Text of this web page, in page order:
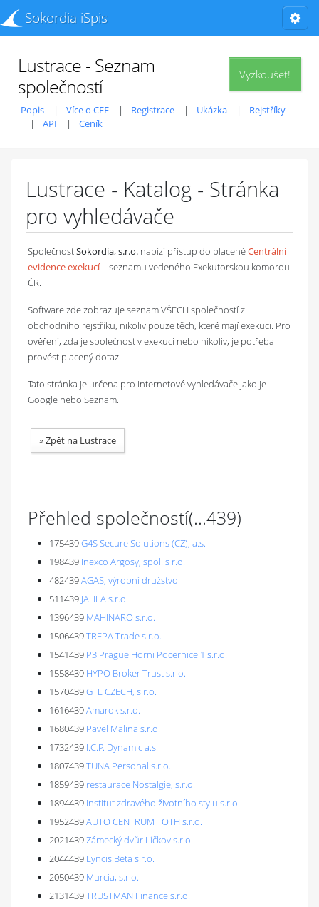
Sokordia iSpis
Vyzkoušet!
Lustrace - Seznam
společností
Popis Více o CEE Registrace Ukázka
Rejstříky
API
Ceník
Lustrace - Katalog - Stránka
pro vyhledávače
SpolečnostSokordia, s.r.o. nabízí přístup do placenéCentrální
evidence exekucí– seznamu vedeného Exekutorskou komorou
ČR.
Software zde zobrazuje seznam VŠECH společností z
obchodního rejstříku, nikoliv pouze těch, které mají exekuci. Pro
ověření, zda je společnost v exekuci nebo nikoliv, je potřeba
provést placený dotaz.
Tato stránka je určena pro internetové vyhledávače jako je
Google nebo Seznam.
»Zpět na Lustrace
Přehled společností(...439)
175439G4S Secure Solutions (CZ), a.s.
198439 Inexco Argosy, spol. s r.o.
482439AGAS, výrobní družstvo
511439 JAHLA s.r.o.
1396439 MAHINARO s.r.o.
1506439TREPA Trade s.r.o.
1541439 P3 Prague Horni Pocernice 1 s.r.o.
1558439 HYPO Broker Trust s.r.o.
1570439GTL CZECH, s.r.o.
1616439Amarok s.r.o.
1680439 Pavel Malina s.r.o.
1732439 I.C.P. Dynamic a.s.
1807439TUNA Personal s.r.o.
1859439 restaurace Nostalgie, s.r.o.
1894439 Institut zdravého životního stylu s.r.o.
1952439AUTO CENTRUM TOTH s.r.o.
2021439Zámecký dvůr Líčkov s.r.o.
2044439 Lyncis Beta s.r.o.
2050439 Murcia, s.r.o.
2131439TRUSTMAN Finance s.r.o.